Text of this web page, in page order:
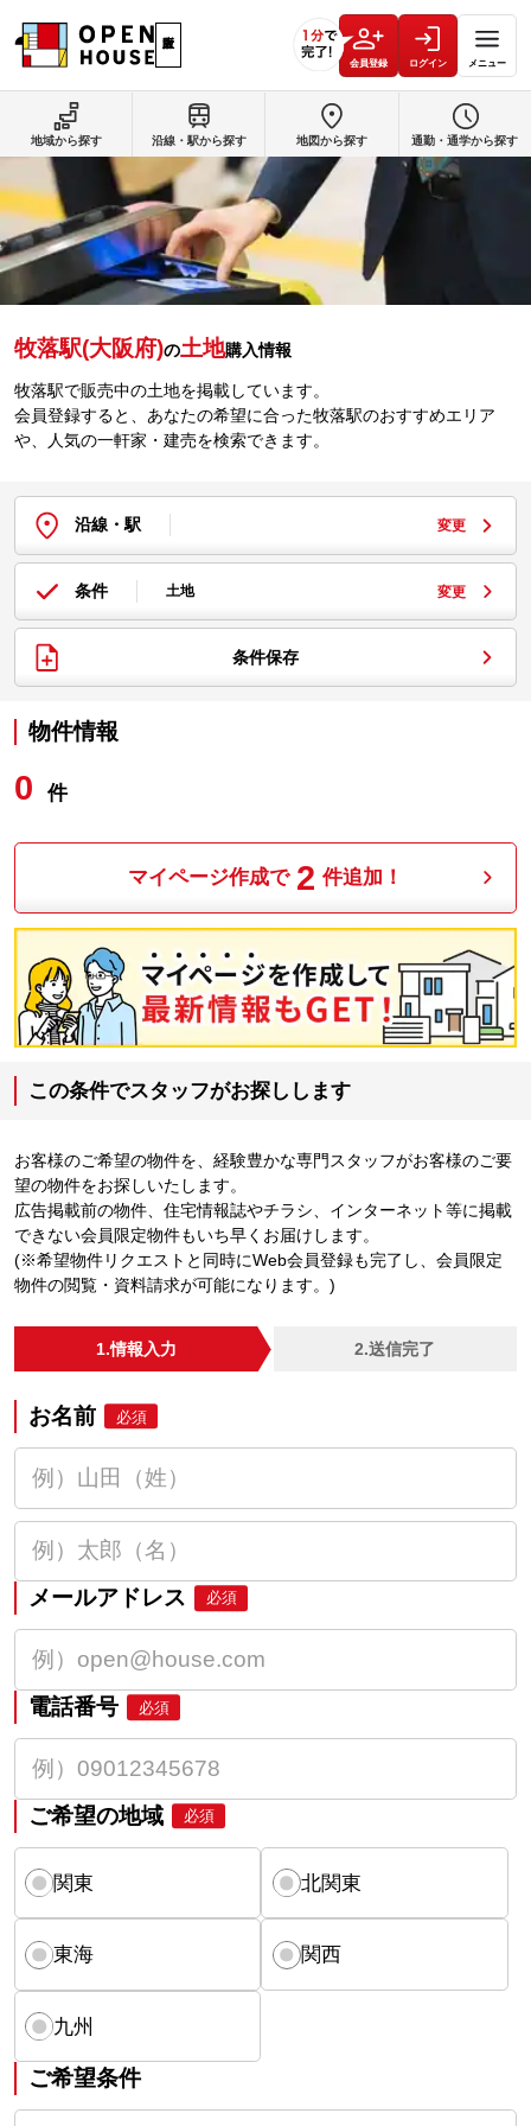
会員登録 ログイン メニュー
牧落駅(大阪府)の土地購入情報
牧落駅で販売中の土地を掲載しています。
会員登録すると、あなたの希望に合った牧落駅のおすすめエリア
や、人気の一軒家・建売を検索できます。
沿線・駅 変更
条件 土地 変更
条件保存
物件情報
0 件
マイページ作成で 2 件追加！
この条件でスタッフがお探しします
お客様のご希望の物件を、経験豊かな専門スタッフがお客様のご要
望の物件をお探しいたします。
広告掲載前の物件、住宅情報誌やチラシ、インターネット等に掲載
できない会員限定物件もいち早くお届けします。
(※希望物件リクエストと同時にWeb会員登録も完了し、会員限定
物件の閲覧・資料請求が可能になります。)
1.情報入力 2.送信完了
お名前 必須
メールアドレス 必須
電話番号 必須
ご希望の地域 必須
関東 北関東
東海 関西
九州
ご希望条件
地域から探す 沿線・駅から探す 地図から探す 通勤・通学から探す